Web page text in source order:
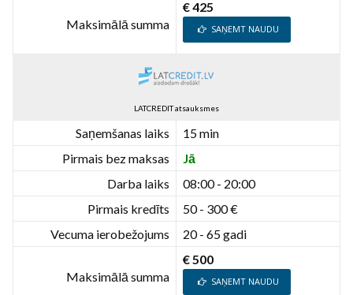
Maksimālā summa
€ 425
SAŅEMT NAUDU
LATCREDIT atsauksmes
Saņemšanas laiks
15 min
Pirmais bez maksas
Jā
Darba laiks
08:00 - 20:00
Pirmais kredīts
50 - 300 €
Vecuma ierobežojums
20 - 65 gadi
Maksimālā summa
€ 500
SAŅEMT NAUDU